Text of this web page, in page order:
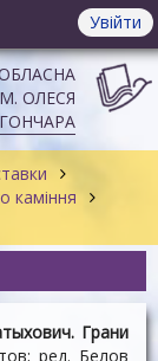
Увійти
ОЛЕСЯ
ГОНЧАРА
каміння
Грани
ред. Белов